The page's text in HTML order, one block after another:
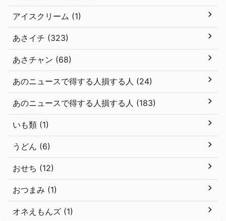
アイスクリーム (1)
あさイチ (323)
あさチャン (68)
あのニュースで得する人損する人 (24)
あのニュースで得する人損する人 (183)
いも類 (1)
うどん (6)
おせち (12)
おつまみ (1)
オネえもんズ (1)